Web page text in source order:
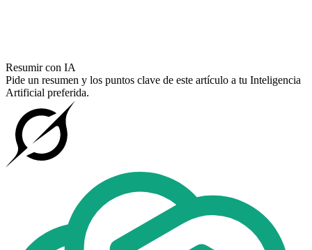
Resumir con IA
Pide un resumen y los puntos clave de este artículo a tu Inteligencia
Artificial preferida.